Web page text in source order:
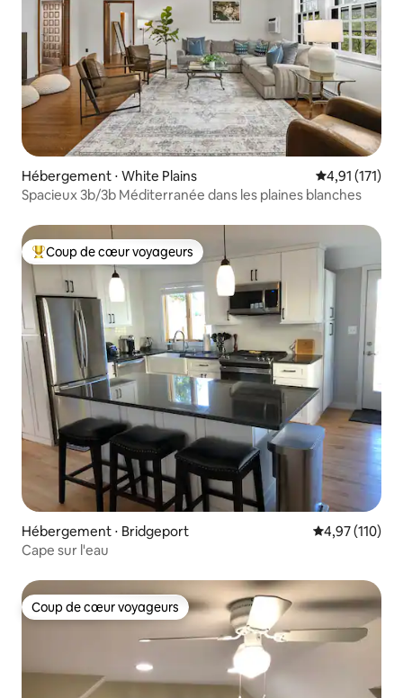
Hébergement ⋅ White Plains Évaluation
4,91 (171)
Spacieux 3b/3b Méditerranée dans les plaines blanches
Coups de cœur voyageurs les plus appréciés
Coup de cœur voyageurs
Hébergement ⋅ Bridgeport Évaluation
4,97 (110)
Cape sur l'eau
Coup de cœur voyageurs
Coup de cœur voyageurs